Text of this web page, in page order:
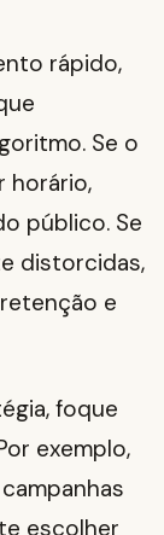
rápido,
Se o
horário,
público. Se
distorcidas,
e
foque
exemplo,
escolher